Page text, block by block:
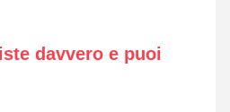
davvero e puoi